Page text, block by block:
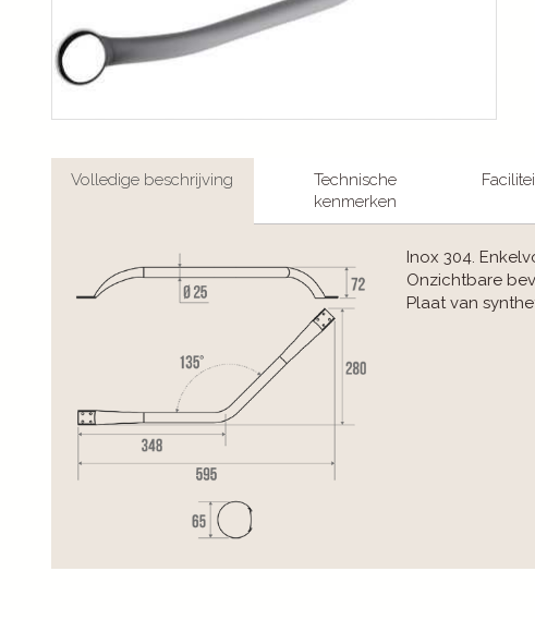
Volledige beschrijving
Technische
kenmerken
Inox 304.
Onzichtbare
Plaat van